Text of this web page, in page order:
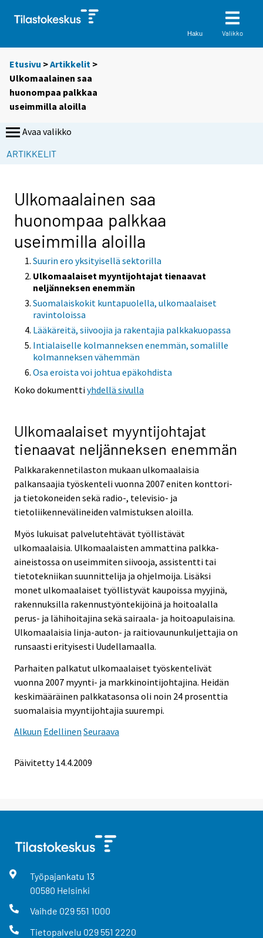
Haku Valikko
Etusivu >Artikkelit >
Ulkomaalainen saa
huonompaa palkkaa
useimmilla aloilla
Avaa valikko
ARTIKKELIT
Ulkomaalainen saa
huonompaa palkkaa
useimmilla aloilla
Suurin ero yksityisellä sektorilla
Ulkomaalaiset myyntijohtajat tienaavat
neljänneksen enemmän
Suomalaiskokit kuntapuolella, ulkomaalaiset
ravintoloissa
Lääkäreitä, siivoojia ja rakentajia palkkakuopassa
Intialaiselle kolmanneksen enemmän, somalille
kolmanneksen vähemmän
Osa eroista voi johtua epäkohdista
Koko dokumenttiyhdellä sivulla
Ulkomaalaiset myyntijohtajat
tienaavat neljänneksen enemmän
Palkkarakennetilaston mukaan ulkomaalaisia
palkansaajia työskenteli vuonna 2007 eniten konttori-
ja tietokoneiden sekä radio-, televisio- ja
tietoliikennevälineiden valmistuksen aloilla.
Myös lukuisat palvelutehtävät työllistävät
ulkomaalaisia. Ulkomaalaisten ammattina palkka-
aineistossa on useimmiten siivooja, assistentti tai
tietotekniikan suunnittelija ja ohjelmoija. Lisäksi
monet ulkomaalaiset työllistyvät kaupoissa myyjinä,
rakennuksilla rakennustyöntekijöinä ja hoitoalalla
perus- ja lähihoitajina sekä sairaala- ja hoitoapulaisina.
Ulkomaalaisia linja-auton- ja raitiovaununkuljettajia on
runsaasti erityisesti Uudellamaalla.
Parhaiten palkatut ulkomaalaiset työskentelivät
vuonna 2007 myynti- ja markkinointijohtajina. Heidän
keskimääräinen palkkatasonsa oli noin 24 prosenttia
suomalaisia myyntijohtajia suurempi.
Alkuun Edellinen Seuraava
Päivitetty14.4.2009
Työpajankatu 13
00580 Helsinki
Vaihde 029 551 1000
Tietopalvelu 029 551 2220